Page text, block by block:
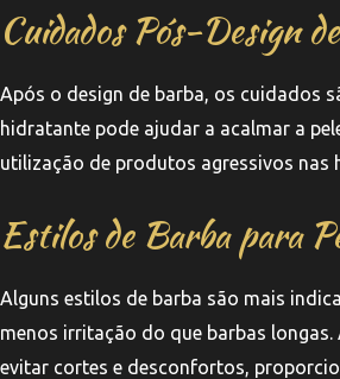
Cuidados Pós-Design
Após o design de barba, os cuidados
hidratante pode ajudar a acalmar a
utilização de produtos agressivos nas
Estilos de Barba para
Alguns estilos de barba são mais
menos irritação do que barbas
evitar cortes e desconfortos,